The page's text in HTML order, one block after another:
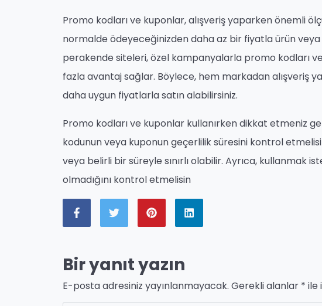
Promo kodları ve kuponlar, alışveriş yaparken önemli
normalde ödeyeceğinizden daha az bir fiyatla ürün veya
perakende siteleri, özel kampanyalarla promo kodları
fazla avantaj sağlar. Böylece, hem markadan alışveriş
daha uygun fiyatlarla satın alabilirsiniz.
Promo kodları ve kuponlar kullanırken dikkat etmeniz
kodunun veya kuponun geçerlilik süresini kontrol
veya belirli bir süreyle sınırlı olabilir. Ayrıca, kullanmak
olmadığını kontrol etmelisin
Bir yanıt yazın
E-posta adresiniz yayınlanmayacak. Gerekli alanlar * ile